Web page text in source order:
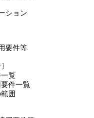
ション
要件等
覧
件一覧
囲